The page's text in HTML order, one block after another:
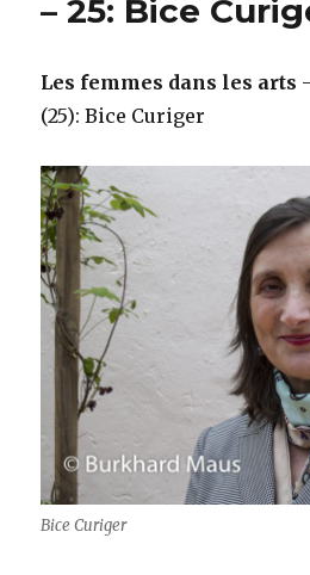
– 25: Bice
Les femmes dans les arts
(25): Bice Curiger
Bice Curiger